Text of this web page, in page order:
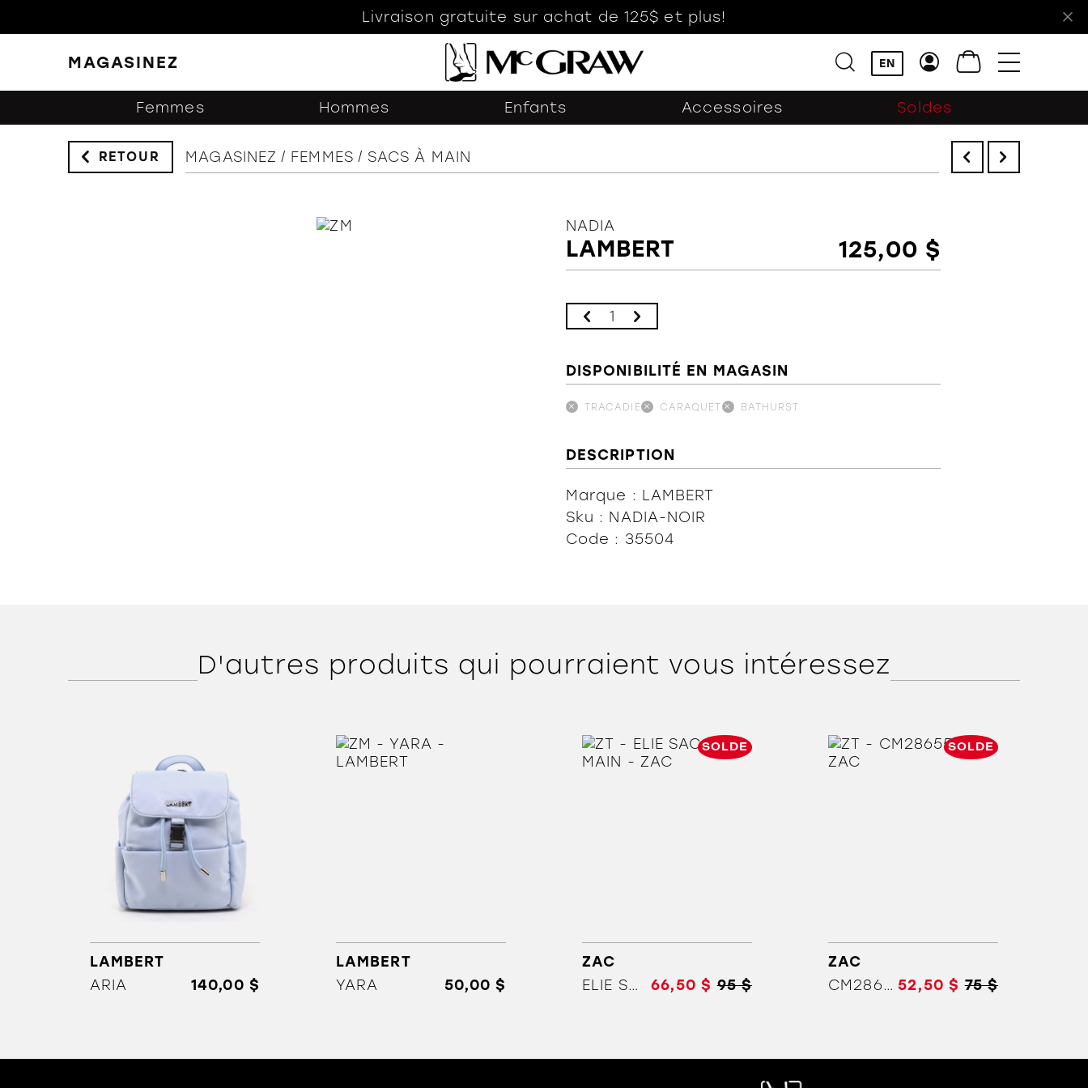
Livraison gratuite sur achat de 125$ et plus!
MAGASINEZ
FILTRES
EN
Femmes Hommes Enfants Accessoires Soldes
RETOUR MAGASINEZ FEMMES SACS À MAIN
NADIA
LAMBERT 125,00 $
DISPONIBILITÉ EN MAGASIN
TRACADIE CARAQUET BATHURST
DESCRIPTION
Marque : LAMBERT
Sku : NADIA-NOIR
Code : 35504
D'autres produits qui pourraient vous intéressez
LAMBERT
ARIA
140,00 $
LAMBERT
YARA
50,00 $
SOLDE
ZAC
ELIE SAC A MAIN
66,50 $ 95 $
SOLDE
ZAC
CM28655Z 52,50 $ 75 $